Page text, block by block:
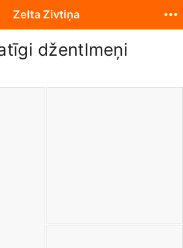
džentlmeņi
Zelta Zivtiņa